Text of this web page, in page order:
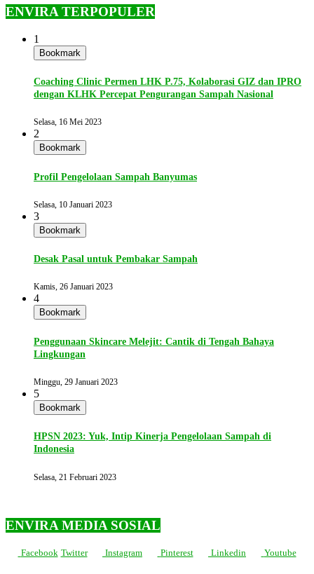
ENVIRA TERPOPULER
1
Bookmark
Coaching Clinic Permen LHK P.75, Kolaborasi GIZ dan IPRO
dengan KLHK Percepat Pengurangan Sampah Nasional
Selasa, 16 Mei 2023
2
Bookmark
Profil Pengelolaan Sampah Banyumas
Selasa, 10 Januari 2023
3
Bookmark
Desak Pasal untuk Pembakar Sampah
Kamis, 26 Januari 2023
4
Bookmark
Penggunaan Skincare Melejit: Cantik di Tengah Bahaya
Lingkungan
Minggu, 29 Januari 2023
5
Bookmark
HPSN 2023: Yuk, Intip Kinerja Pengelolaan Sampah di
Indonesia
Selasa, 21 Februari 2023
ENVIRA MEDIA SOSIAL
Facebook Twitter Instagram Pinterest Linkedin Youtube